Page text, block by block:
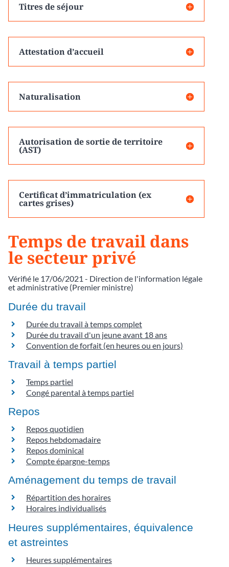
Titres de séjour
Attestation d’accueil
Naturalisation
Autorisation de sortie de territoire
(AST)
Certificat d’immatriculation (ex
cartes grises)
Temps de travail dans
le secteur privé
Vérifié le 17/06/2021 - Direction de l'information légale
et administrative (Premier ministre)
Durée du travail
Durée du travail à temps complet
Durée du travail d'un jeune avant 18 ans
Convention de forfait (en heures ou en jours)
Travail à temps partiel
Temps partiel
Congé parental à temps partiel
Repos
Repos quotidien
Repos hebdomadaire
Repos dominical
Compte épargne-temps
Aménagement du temps de travail
Répartition des horaires
Horaires individualisés
Heures supplémentaires, équivalence
et astreintes
Heures supplémentaires